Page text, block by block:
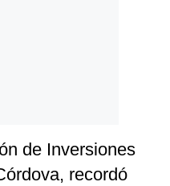
de Inversiones
recordó